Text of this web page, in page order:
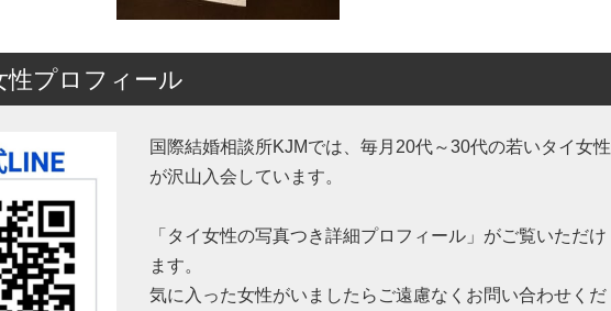
性プロフィール
国際結婚相談所KJMでは、毎月20代～30代の若いタイ女性
が沢山入会しています。
「タイ女性の写真つき詳細プロフィール」がご覧いただけ
ます。
気に入った女性がいましたらご遠慮なくお問い合わせくだ